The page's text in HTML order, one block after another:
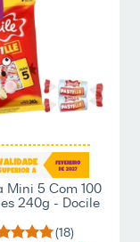
Mini 5 Com 100
240g - Docile
(18)